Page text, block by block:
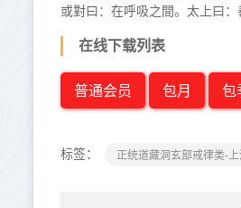
或對曰：在呼吸之間。太上曰
在线下载列表
普通会员 包月 包
标签： 正统道藏洞玄部戒律类-